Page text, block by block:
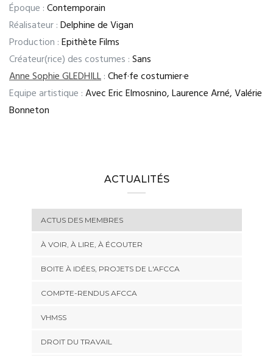
Époque :Contemporain
Réalisateur :Delphine de Vigan
Production :Epithète Films
Créateur(rice) des costumes :Sans
Anne Sophie GLEDHILL:Chef·fe costumier·e
Equipe artistique :Avec Eric Elmosnino, Laurence Arné, Valérie
Bonneton
ACTUALITÉS
ACTUS DES MEMBRES
À VOIR, À LIRE, À ÉCOUTER
BOITE À IDÉES, PROJETS DE L'AFCCA
COMPTE-RENDUS AFCCA
VHMSS
DROIT DU TRAVAIL